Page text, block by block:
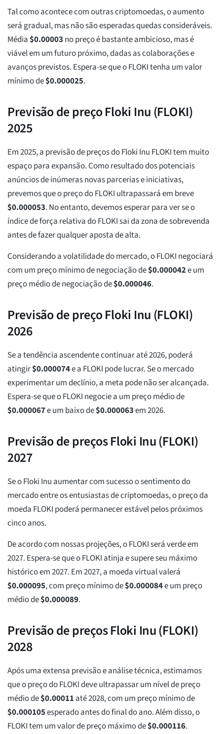
Tal como acontece com outras criptomoedas, o aumento
será gradual, mas não são esperadas quedas consideráveis.
Média$0.00003 no preço é bastante ambicioso, mas é
viável em um futuro próximo, dadas as colaborações e
avanços previstos. Espera-se que o FLOKI tenha um valor
mínimo de$0.000025.
Previsão de preço Floki Inu (FLOKI)
2025
Em 2025, a previsão de preços do Floki Inu FLOKI tem muito
espaço para expansão. Como resultado dos potenciais
anúncios de inúmeras novas parcerias e iniciativas,
prevemos que o preço do FLOKI ultrapassará em breve
$0.000053. No entanto, devemos esperar para ver se o
índice de força relativa do FLOKI sai da zona de sobrevenda
antes de fazer qualquer aposta de alta.
Considerando a volatilidade do mercado, o FLOKI negociará
com um preço mínimo de negociação de$0.000042e um
preço médio de negociação de$0.000046.
Previsão de preço Floki Inu (FLOKI)
2026
Se a tendência ascendente continuar até 2026, poderá
atingir$0.000074e a FLOKI pode lucrar. Se o mercado
experimentar um declínio, a meta pode não ser alcançada.
Espera-se que o FLOKI negocie a um preço médio de
$0.000067e um baixo de$0.000063em 2026.
Previsão de preços Floki Inu (FLOKI)
2027
Se o Floki Inu aumentar com sucesso o sentimento do
mercado entre os entusiastas de criptomoedas, o preço da
moeda FLOKI poderá permanecer estável pelos próximos
cinco anos.
De acordo com nossas projeções, o FLOKI será verde em
2027. Espera-se que o FLOKI atinja e supere seu máximo
histórico em 2027. Em 2027, a moeda virtual valerá
$0.000095, com preço mínimo de$0.000084e um preço
médio de$0.000089.
Previsão de preços Floki Inu (FLOKI)
2028
Após uma extensa previsão e análise técnica, estimamos
que o preço do FLOKI deve ultrapassar um nível de preço
médio de$0.00011 até 2028, com um preço mínimo de
$0.000105esperado antes do final do ano. Além disso, o
FLOKI tem um valor de preço máximo de$0.000116.